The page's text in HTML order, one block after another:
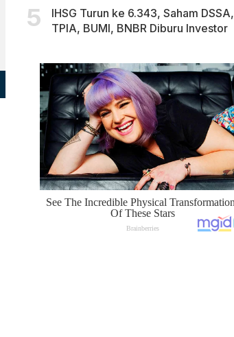
IHSG Turun ke 6.343, Saham DSSA,
TPIA, BUMI, BNBR Diburu Investor